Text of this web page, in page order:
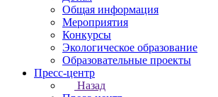
Общая информация
Мероприятия
Конкурсы
Экологическое образование
Образовательные проекты
Пресс-центр
Назад